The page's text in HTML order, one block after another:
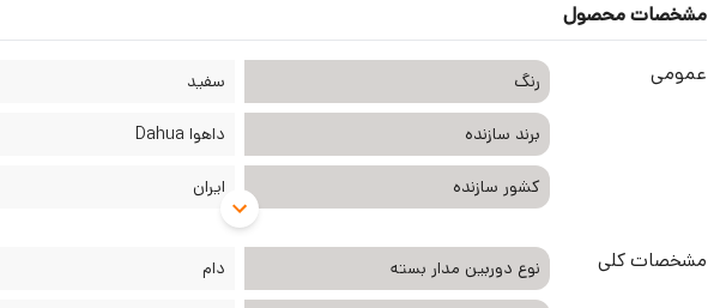
مشخصات محصول
عمومی رنگ سفید
برند سازنده داهوا Dahua
کشور سازنده ایران
مشخصات کلی نوع دوربین مدار بسته دام